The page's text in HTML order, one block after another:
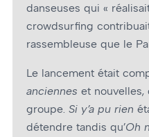
danseuses qui «
crowdsurfing
rassembleuse que le
Le lancement était
anciennes et
groupe. Si y’a pu rien
détendre tandis qu’Oh